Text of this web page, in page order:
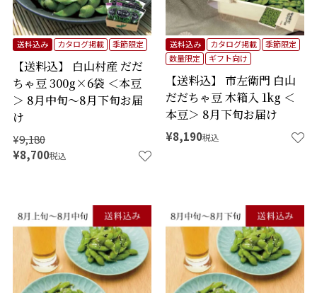
【送料込】 白山村産 だだ
ちゃ豆 300g×6袋 ＜本豆
＞ 8月中旬～8月下旬お届
け
送料込み カタログ掲載 季節限定
¥9,180
¥8,700税込
【送料込】 市左衛門 白山
だだちゃ豆 木箱入 1kg ＜
本豆＞ 8月下旬お届け
送料込み カタログ掲載
季節限定
数量限定
ギフト向け
¥8,190税込